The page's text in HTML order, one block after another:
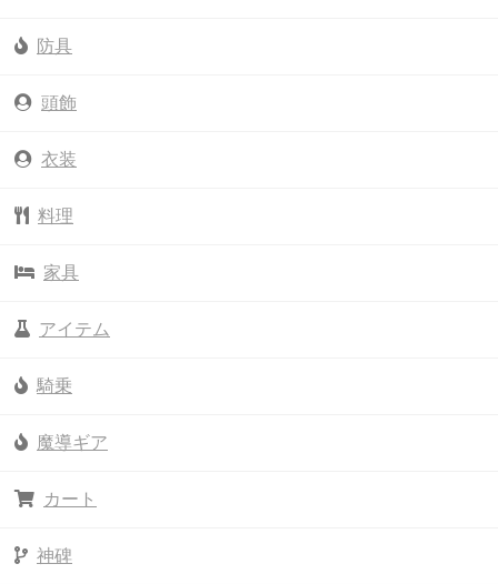
防具
頭飾
衣装
料理
家具
アイテム
騎乗
魔導ギア
カート
神碑